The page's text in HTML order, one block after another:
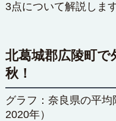
3点について解説します
北葛城郡広陵町で
秋！
グラフ：奈良県の平
2020年）